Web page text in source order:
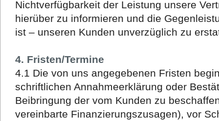
Nichtverfügbarkeit der Leistung unsere
hierüber zu informieren und die
ist – unseren Kunden unverzüglich zu
4. Fristen/Termine
4.1 Die von uns angegebenen Fristen
schriftlichen Annahmeerklärung oder
Beibringung der vom Kunden zu
vereinbarte Finanzierungszusagen), vor